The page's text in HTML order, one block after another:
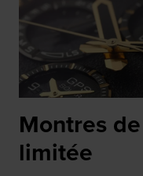
Montres
limitée